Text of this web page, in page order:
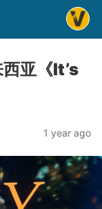
亚《It’s
1 year ago